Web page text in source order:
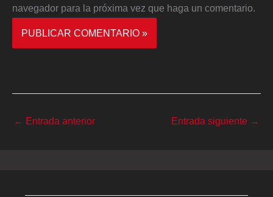
navegador para la próxima vez que haga un comentario.
← Entrada anterior Entrada siguiente →